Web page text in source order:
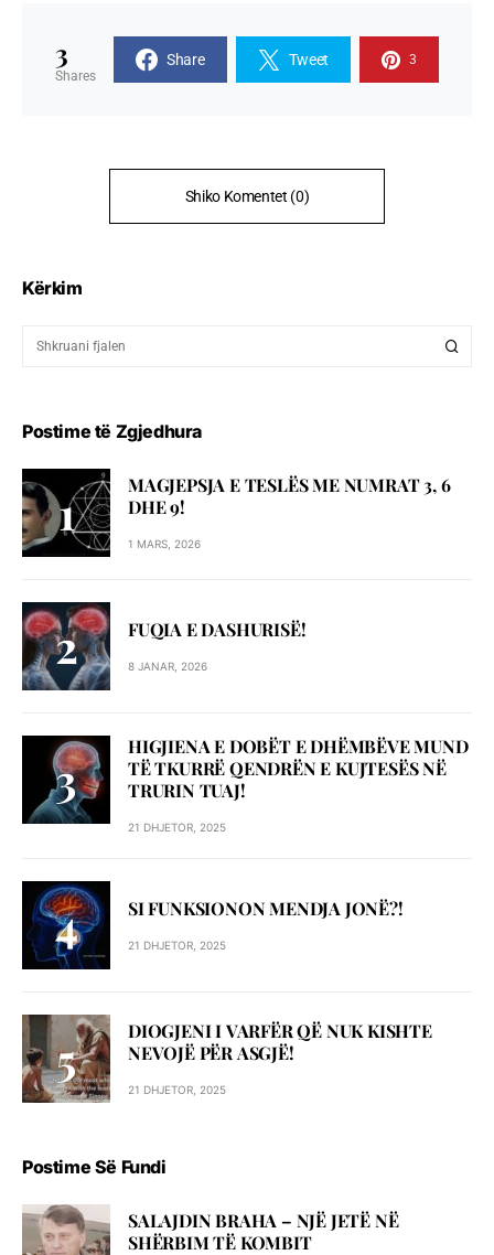
3
Shares
Share Tweet 3
Shiko Komentet (0)
Kërkim
Postime të Zgjedhura
MAGJEPSJA E TESLËS ME NUMRAT 3, 6
DHE 9!
1 MARS, 2026
FUQIA E DASHURISË!
8 JANAR, 2026
HIGJIENA E DOBËT E DHËMBËVE MUND
TË TKURRË QENDRËN E KUJTESËS NË
TRURIN TUAJ!
21 DHJETOR, 2025
SI FUNKSIONON MENDJA JONË?!
21 DHJETOR, 2025
DIOGJENI I VARFËR QË NUK KISHTE
NEVOJË PËR ASGJË!
21 DHJETOR, 2025
Postime Së Fundi
SALAJDIN BRAHA – NJЁ JETЁ NЁ
SHЁRBIM TЁ KOMBIT